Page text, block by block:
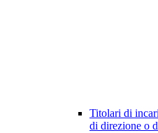
Titolari di
di direzione o